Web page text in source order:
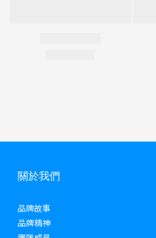
關於我們
品牌故事
品牌精神